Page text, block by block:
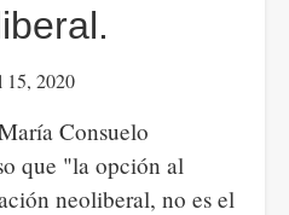
2020
Consuelo
que "la opción al
neoliberal, no es el